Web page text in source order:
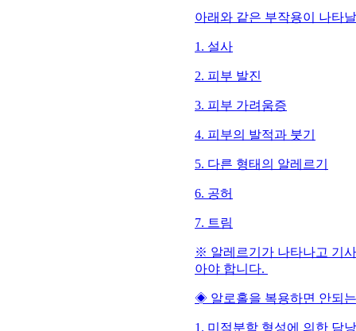
아래와 같은 부작용이 나타
1. 설사
2. 피부 발진
3. 피부 가려움증
4. 피부의 발적과 붓기
5. 다른 형태의 알레르기
6. 공허
7. 트림
※ 알레르기가 나타나고 기
아야 합니다.
◈ 알로홀을 복용하면 안되
1. 미적분학 형성에 의한 담